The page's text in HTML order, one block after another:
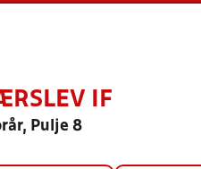
IF
Pulje 8